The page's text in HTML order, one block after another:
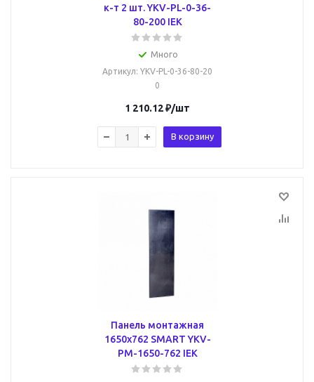
к-т 2 шт. YKV-PL-0-36-
80-200 IEK
Много
Артикул: YKV-PL-0-36-80-20
0
1 210.12₽/шт
В корзину
Панель монтажная
1650х762 SMART YKV-
PM-1650-762 IEK